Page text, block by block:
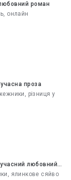
роман
онлайн
проза
різниця у
любовний
ялинкове сяйво